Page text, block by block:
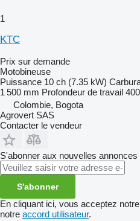
1
KTC
Prix sur demande
Motobineuse
Puissance 10 ch (7.35 kW)
1 500 mm Profondeur de travail
Colombie, Bogota
Agrovert SAS
Contacter le vendeur
S'abonner aux nouvelles
S'abonner
En cliquant ici, vous acceptez notre
notre accord utilisateur.